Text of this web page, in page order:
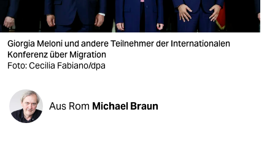
verlag
verlag
veranstaltungen
fragen & hilfe
Giorgia Meloni und andere Teilnehmer der Internationalen
Konferenz über Migration
Foto: Cecilia Fabiano/dpa
Aus Rom Michael Braun